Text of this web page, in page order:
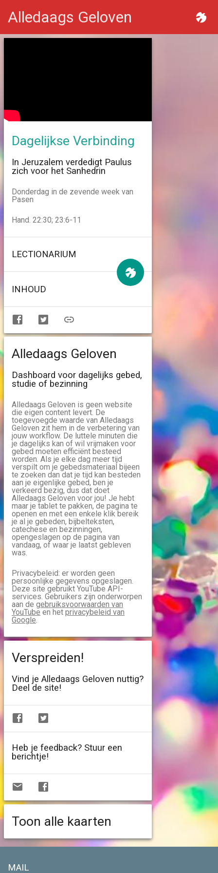
Alledaags Geloven
Dagelijkse Verbinding
In Jeruzalem verdedigt Paulus
zich voor het Sanhedrin
Donderdag in de zevende week van
Pasen
Hand. 22:30; 23:6-11
LECTIONARIUM
INHOUD
Alledaags Geloven
Dashboard voor dagelijks gebed,
studie of bezinning
Alledaags Geloven is geen website
die eigen content levert. De
toegevoegde waarde van Alledaags
Geloven zit hem in de verbetering van
jouw workflow. De luttele minuten die
je dagelijks kan of wil vrijmaken voor
gebed moeten efficiënt besteed
worden. Als je elke dag meer tijd
verspilt om je gebedsmateriaal bijeen
te zoeken dan dat je tijd kan besteden
aan je eigenlijke gebed, ben je
verkeerd bezig, dus dat doet
Alledaags Geloven voor jou! Je hebt
maar je tablet te pakken, de pagina te
openen en met een enkele klik bereik
je al je gebeden, bijbelteksten,
catechese en bezinningen,
opengeslagen op de pagina van
vandaag, of waar je laatst gebleven
was.
Privacybeleid: er worden geen
persoonlijke gegevens opgeslagen.
Deze site gebruikt YouTube API-
services. Gebruikers zijn onderworpen
aan de gebruiksvoorwaarden van
YouTube en het privacybeleid van
Google.
Verspreiden!
Vind je Alledaags Geloven nuttig?
Deel de site!
Heb je feedback? Stuur een
berichtje!
Toon alle kaarten
MAIL